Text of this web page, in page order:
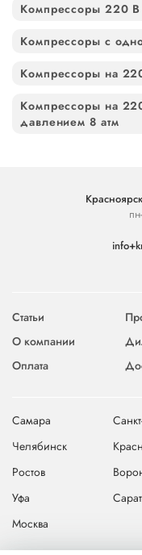
Компрессоры 220 В
Компрессоры с
Компрессоры на
Компрессоры на
давлением 8 атм
Статьи
О компании
Оплата
Самара
Челябинск
Ростов
Уфа
Москва